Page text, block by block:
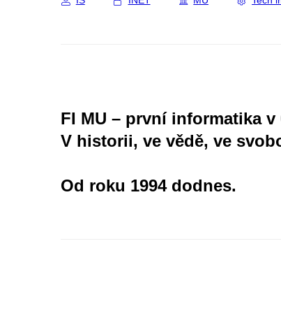
FI MU – první informatika v
V historii, ve vědě, ve
Od roku 1994 dodnes.